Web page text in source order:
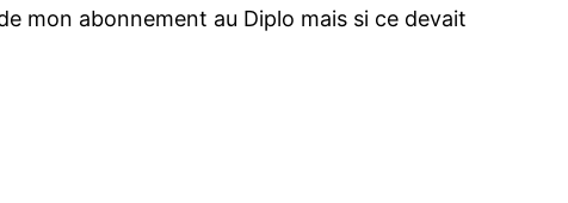
mon abonnement au Diplo mais si ce devait